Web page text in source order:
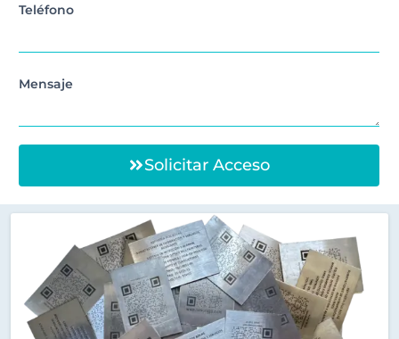
Teléfono
Mensaje
Solicitar Acceso